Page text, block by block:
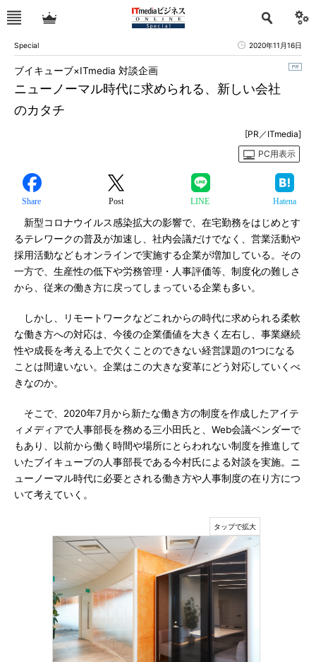
Special 2020年11月16日
ニューノーマル時代に求められる、新しい会社
のカタチ
ブイキューブ×ITmedia 対談企画
[PR／ITmedia]
PC用表示
Share Post LINE Hatena
新型コロナウイルス感染拡大の影響で、在宅勤務をはじめとす
るテレワークの普及が加速し、社内会議だけでなく、営業活動や
採用活動などもオンラインで実施する企業が増加している。その
一方で、生産性の低下や労務管理・人事評価等、制度化の難しさ
から、従来の働き方に戻ってしまっている企業も多い。
しかし、リモートワークなどこれからの時代に求められる柔軟
な働き方への対応は、今後の企業価値を大きく左右し、事業継続
性や成長を考える上で欠くことのできない経営課題の1つになる
ことは間違いない。企業はこの大きな変革にどう対応していくべ
きなのか。
そこで、2020年7月から新たな働き方の制度を作成したアイテ
ィメディアで人事部長を務める三小田氏と、Web会議ベンダーで
もあり、以前から働く時間や場所にとらわれない制度を推進して
いたブイキューブの人事部長である今村氏による対談を実施。ニ
ューノーマル時代に必要とされる働き方や人事制度の在り方につ
いて考えていく。